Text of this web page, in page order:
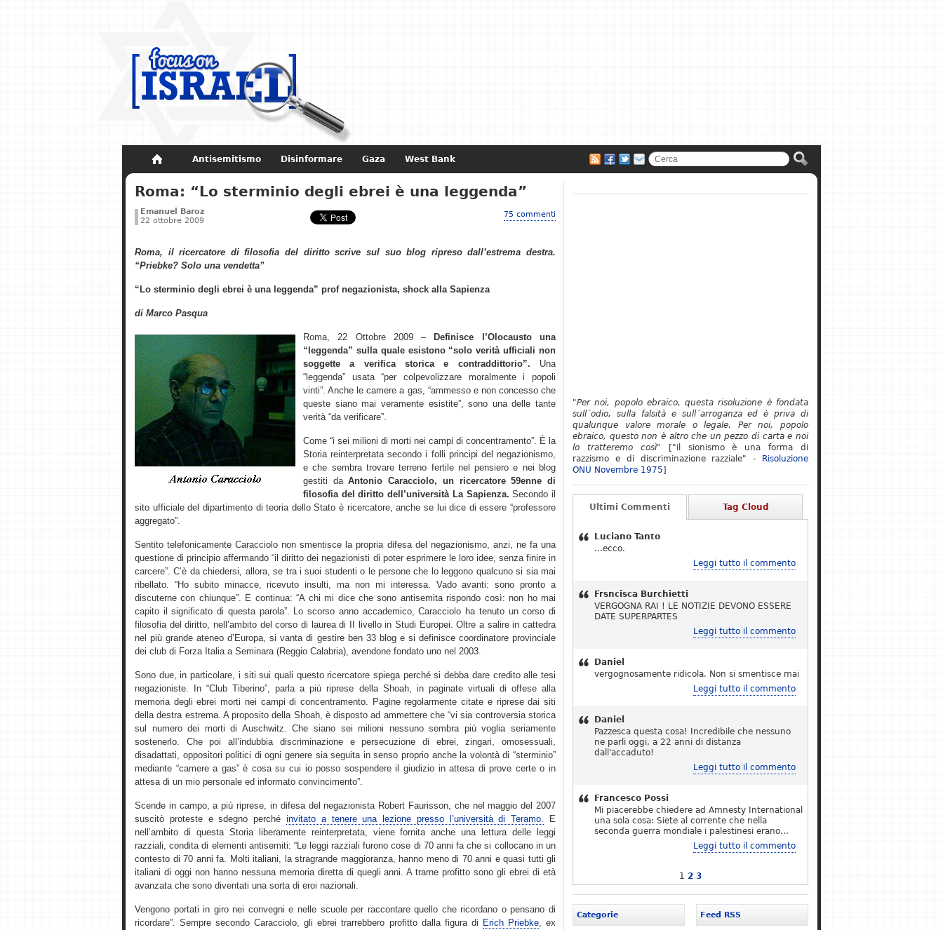
Antisemitismo Disinformare Gaza West Bank
Non dimenticare Storia di Israele
Roma: “Lo sterminio degli ebrei è una leggenda”
Emanuel Baroz
22 ottobre 2009
75 commenti
Roma, il ricercatore di filosofia del diritto scrive sul suo blog ripreso dall’estrema destra.
“Priebke? Solo una vendetta”
“Lo sterminio degli ebrei è una leggenda” prof negazionista, shock alla Sapienza
di Marco Pasqua
Roma, 22 Ottobre 2009 –
Definisce l’Olocausto una
“leggenda” sulla quale esistono “solo verità ufficiali non
soggette a verifica storica e contraddittorio”. Una
“leggenda” usata “per colpevolizzare moralmente i popoli
vinti”. Anche le camere a gas, “ammesso e non concesso che
queste siano mai veramente esistite”, sono una delle tante
verità “da verificare”.
Come “i sei milioni di morti nei campi di concentramento”. È la
Storia reinterpretata secondo i folli principi del negazionismo,
e che sembra trovare terreno fertile nel pensiero e nei blog
gestiti daAntonio Caracciolo, un ricercatore 59enne di
filosofia del diritto dell’università La Sapienza. Secondo il
sito ufficiale del dipartimento di teoria dello Stato è ricercatore, anche se lui dice di essere “professore
aggregato”.
Sentito telefonicamente Caracciolo non smentisce la propria difesa del negazionismo, anzi, ne fa una
questione di principio affermando “il diritto dei negazionisti di poter esprimere le loro idee, senza finire in
carcere”. C’è da chiedersi, allora, se tra i suoi studenti o le persone che lo leggono qualcuno si sia mai
ribellato. “Ho subito minacce, ricevuto insulti, ma non mi interessa. Vado avanti: sono pronto a
discuterne con chiunque”. E continua: “A chi mi dice che sono antisemita rispondo così: non ho mai
capito il significato di questa parola”. Lo scorso anno accademico, Caracciolo ha tenuto un corso di
filosofia del diritto, nell’ambito del corso di laurea di II livello in Studi Europei. Oltre a salire in cattedra
nel più grande ateneo d’Europa, si vanta di gestire ben 33 blog e si definisce coordinatore provinciale
dei club di Forza Italia a Seminara (Reggio Calabria), avendone fondato uno nel 2003.
Sono due, in particolare, i siti sui quali questo ricercatore spiega perché si debba dare credito alle tesi
negazioniste. In “Club Tiberino”, parla a più riprese della Shoah, in paginate virtuali di offese alla
memoria degli ebrei morti nei campi di concentramento. Pagine regolarmente citate e riprese dai siti
della destra estrema. A proposito della Shoah, è disposto ad ammettere che “vi sia controversia storica
sul numero dei morti di Auschwitz. Che siano sei milioni nessuno sembra più voglia seriamente
sostenerlo. Che poi all’indubbia discriminazione e persecuzione di ebrei, zingari, omosessuali,
disadattati, oppositori politici di ogni genere sia seguita in senso proprio anche la volontà di “sterminio”
mediante “camere a gas” è cosa su cui io posso sospendere il giudizio in attesa di prove certe o in
attesa di un mio personale ed informato convincimento”.
Scende in campo, a più riprese, in difesa del negazionista Robert Faurisson, che nel maggio del 2007
suscitò proteste e sdegno perché invitato a tenere una lezione presso l’università di Teramo. E
nell’ambito di questa Storia liberamente reinterpretata, viene fornita anche una lettura delle leggi
razziali, condita di elementi antisemiti: “Le leggi razziali furono cose di 70 anni fa che si collocano in un
contesto di 70 anni fa. Molti italiani, la stragrande maggioranza, hanno meno di 70 anni e quasi tutti gli
italiani di oggi non hanno nessuna memoria diretta di quegli anni. A trarne profitto sono gli ebrei di età
avanzata che sono diventati una sorta di eroi nazionali.
Vengono portati in giro nei convegni e nelle scuole per raccontare quello che ricordano o pensano di
ricordare”. Sempre secondo Caracciolo, gli ebrei trarrebbero profitto dalla figura di Erich Priebke, ex
"Per noi, popolo ebraico, questa risoluzione è fondata
sull´odio, sulla falsità e sull´arroganza ed è priva di
qualunque valore morale o legale. Per noi, popolo
ebraico, questo non è altro che un pezzo di carta e noi
lo tratteremo così" ["il sionismo è una forma di
razzismo e di discriminazione razziale" -
Risoluzione
ONU Novembre 1975]
Ultimi Commenti Tag Cloud
Luciano Tanto
...ecco.
Leggi tutto il commento
Frsncisca Burchietti
VERGOGNA RAI ! LE NOTIZIE DEVONO ESSERE
DATE SUPERPARTES
Leggi tutto il commento
Daniel
vergognosamente ridicola. Non si smentisce mai
Leggi tutto il commento
Daniel
Pazzesca questa cosa! Incredibile che nessuno
ne parli oggi, a 22 anni di distanza
dall'accaduto!
Leggi tutto il commento
Francesco Possi
Mi piacerebbe chiedere ad Amnesty International
una sola cosa: Siete al corrente che nella
seconda guerra mondiale i palestinesi erano…
Leggi tutto il commento
1 2 3
Feed RSS
Categorie